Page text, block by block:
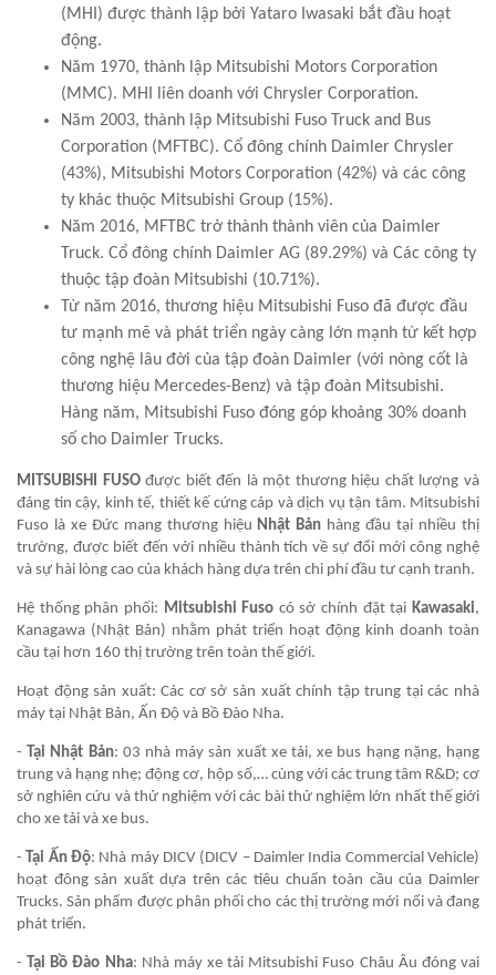
(MHI) được thành lập bởi Yataro Iwasaki bắt đầu hoạt
động.
Năm 1970, thành lập Mitsubishi Motors Corporation
(MMC). MHI liên doanh với Chrysler Corporation.
Năm 2003, thành lập Mitsubishi Fuso Truck and Bus
Corporation (MFTBC). Cổ đông chính Daimler Chrysler
(43%), Mitsubishi Motors Corporation (42%) và các công
ty khác thuộc Mitsubishi Group (15%).
Năm 2016, MFTBC trở thành thành viên của Daimler
Truck. Cổ đông chính Daimler AG (89.29%) và Các công ty
thuộc tập đoàn Mitsubishi (10.71%).
Từ năm 2016, thương hiệu Mitsubishi Fuso đã được đầu
tư mạnh mẽ và phát triển ngày càng lớn mạnh từ kết hợp
công nghệ lâu đời của tập đoàn Daimler (với nòng cốt là
thương hiệu Mercedes-Benz) và tập đoàn Mitsubishi.
Hàng năm, Mitsubishi Fuso đóng góp khoảng 30% doanh
số cho Daimler Trucks.
MITSUBISHI FUSOđược biết đến là một thương hiệu chất lượng và
đáng tin cậy, kinh tế, thiết kế cứng cáp và dịch vụ tận tâm. Mitsubishi
Fuso là xe Đức mang thương hiệu Nhật Bản hàng đầu tại nhiều thị
trường, được biết đến với nhiều thành tích về sự đổi mới công nghệ
và sự hài lòng cao của khách hàng dựa trên chi phí đầu tư cạnh tranh.
Hệ thống phân phối: Mitsubishi Fuso có sở chính đặt tại Kawasaki,
Kanagawa (Nhật Bản) nhằm phát triển hoạt động kinh doanh toàn
cầu tại hơn 160 thị trường trên toàn thế giới.
Hoạt động sản xuất: Các cơ sở sản xuất chính tập trung tại các nhà
máy tại Nhật Bản, Ấn Độ và Bồ Đào Nha.
-Tại Nhật Bản: 03 nhà máy sản xuất xe tải, xe bus hạng nặng, hạng
trung và hạng nhẹ; động cơ, hộp số,… cùng với các trung tâm R&D; cơ
sở nghiên cứu và thử nghiệm với các bài thử nghiệm lớn nhất thế giới
cho xe tải và xe bus.
-Tại Ấn Độ: Nhà máy DICV (DICV – Daimler India Commercial Vehicle)
hoạt đông sản xuất dựa trên các tiêu chuẩn toàn cầu của Daimler
Trucks. Sản phẩm được phân phối cho các thị trường mới nổi và đang
phát triển.
-Tại Bồ Đào Nha: Nhà máy xe tải Mitsubishi Fuso Châu Âu đóng vai